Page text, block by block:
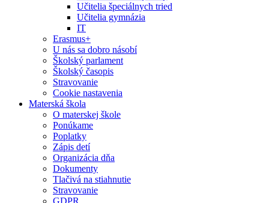
Učitelia špeciálnych tried
Učitelia gymnázia
IT
Erasmus+
U nás sa dobro násobí
Školský parlament
Školský časopis
Stravovanie
Cookie nastavenia
Materská škola
O materskej škole
Ponúkame
Poplatky
Zápis detí
Organizácia dňa
Dokumenty
Tlačivá na stiahnutie
Stravovanie
GDPR